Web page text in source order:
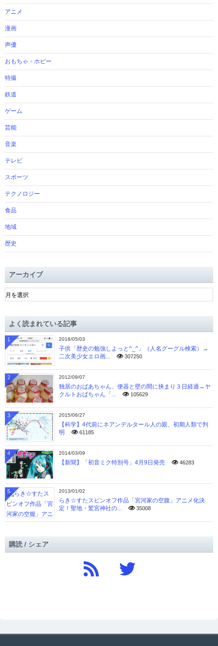
アニメ
漫画
声優
おもちゃ・ホビー
特撮
鉄道
ゲーム
芸能
音楽
テレビ
スポーツ
テクノロジー
食品
地域
歴史
アーカイブ
ア
ー
ブよく読まれている記事
2018/05/03
子供「歴史の勉強しよっと^_^」（人名グーグル検索）→
二次美少女エロ画...
307250
1
2012/09/07
独居のおばあちゃん、便器と壁の間に挟まり３日経過→ヤ
クルトおばちゃん「...
105629
2
2015/06/27
【科学】4代前にネアンデルタール人の親、初期人類で判
明
61185
3
2014/03/09
【新聞】「初音ミク特別号」4月9日発売 46283
4
2013/01/02
らき☆すたスピンオフ作品「宮河家の空腹」アニメ化決
定！聖地・鷲宮神社の...
35008
5
購読 / シェア